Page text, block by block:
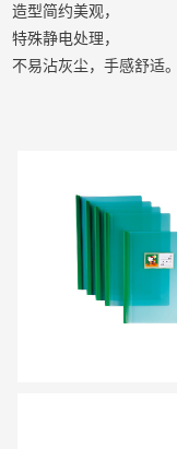
造型简约美观，
特殊静电处理，
不易沾灰尘，手感舒适。